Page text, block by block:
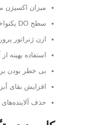
میزان اکسیژن
سطح DO یکنواخت را در تمام مخازن و حوضچه‌ها تضمین میکند
ازن ژنراتور
استفاده بهینه
بی خطر بودن
افزایش بقای
حذف